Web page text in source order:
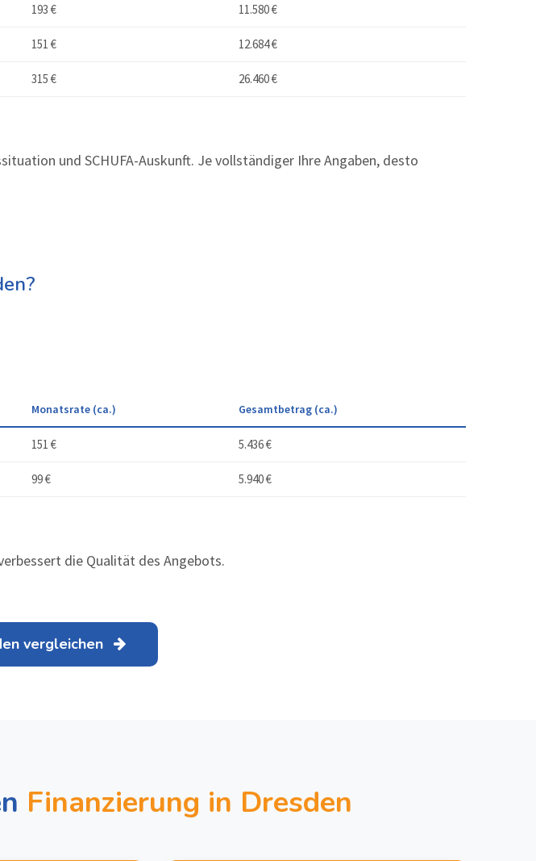
193 € 11.580 €
151 € 12.684 €
315 € 26.460 €
und SCHUFA-Auskunft. Je vollständiger Ihre Angaben, desto
Monatsrate (ca.) Gesamtbetrag (ca.)
151 € 5.436 €
99 € 5.940 €
die Qualität des Angebots.
vergleichen
Finanzierung in Dresden